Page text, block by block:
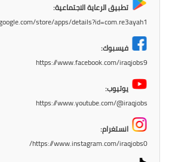
تطبيق الرعاية الاجتماعية:
store/apps/details?id=com.re3ayah1
فيسبوك:
https://www.facebook.com/iraqjobs9
يوتيوب:
https://www.youtube.com/@iraqjobs
انستغرام:
https://www.instagram.com/iraqjobs0/